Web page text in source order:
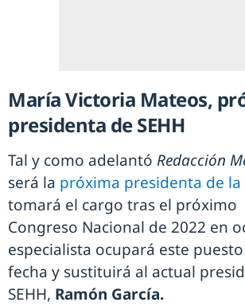
María Victoria Mateos,
presidenta de SEHH
Tal y como adelantó Redacción
será la próxima presidenta de la
tomará el cargo tras el próximo
Congreso Nacional de 2022 en
especialista ocupará este
fecha y sustituirá al actual
SEHH, Ramón García.